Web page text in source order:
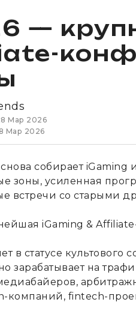
—
Мар 2026
Мар 2026
снова собирает iGaming
зоны, усиленная
встречи со старыми
в статусе культового
зарабатывает на
компаний, fintech-